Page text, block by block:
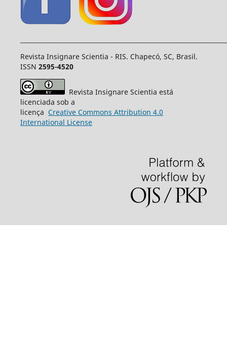
Revista Insignare Scientia - RIS. Chapecó, SC, Brasil.
ISSN 2595-4520
Revista Insignare Scientia está
licenciada sob a
licença Creative Commons Attribution 4.0
International License